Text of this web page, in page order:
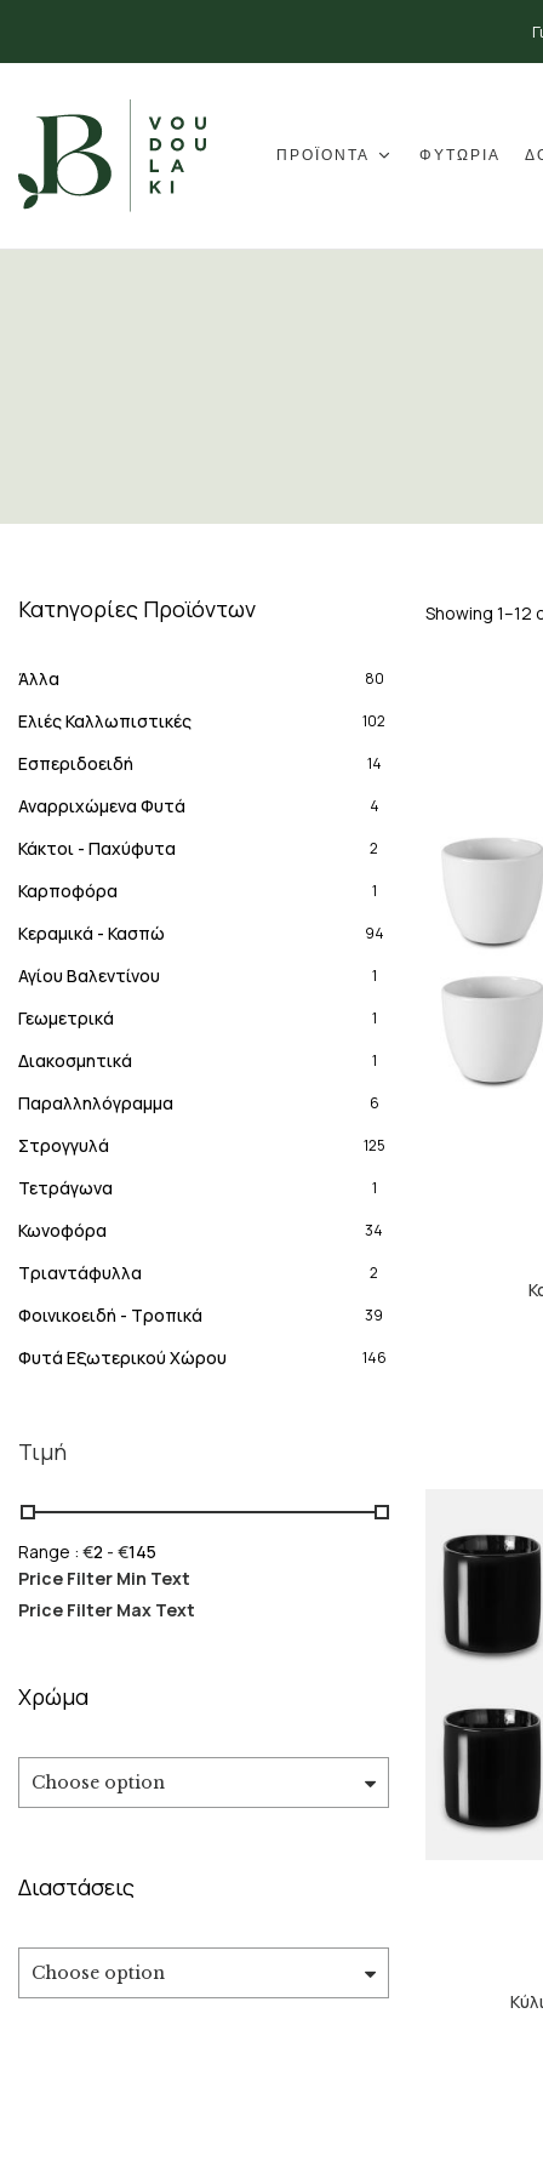
ΠΡΟΪΟΝΤΑ ΦΥΤΩΡΙΑ
Κατηγορίες Προϊόντων
Άλλα 80
Ελιές Καλλωπιστικές 102
Εσπεριδοειδή 14
Αναρριχώμενα Φυτά 4
Κάκτοι - Παχύφυτα 2
Καρποφόρα 1
Κεραμικά - Κασπώ 94
Αγίου Βαλεντίνου 1
Γεωμετρικά 1
Διακοσμητικά 1
Παραλληλόγραμμα 6
Στρογγυλά 125
Τετράγωνα 1
Κωνοφόρα 34
Τριαντάφυλλα 2
Φοινικοειδή - Τροπικά 39
Φυτά Εξωτερικού Χώρου 146
Τιμή
Range : €2 - €145
Price Filter Min Text
Price Filter Max Text
Χρώμα
Choose option
Διαστάσεις
Choose option
Showing 1–12